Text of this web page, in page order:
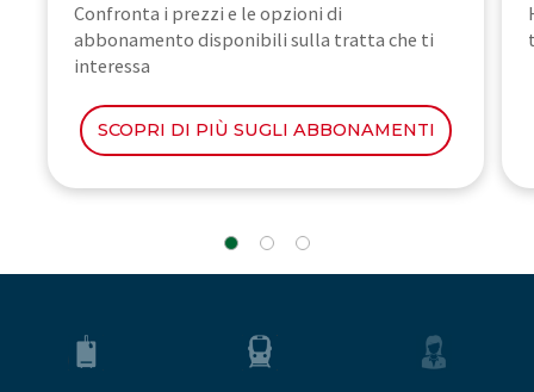
Confronta i prezzi e le opzioni di
abbonamento disponibili sulla tratta che ti
interessa
SCOPRI DI PIÙ SUGLI ABBONAMENTI